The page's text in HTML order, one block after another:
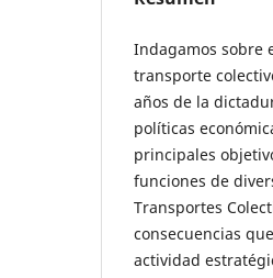
Indagamos sobre
transporte
años de la
políticas
principales
funciones de
Transportes
consecuencias
actividad